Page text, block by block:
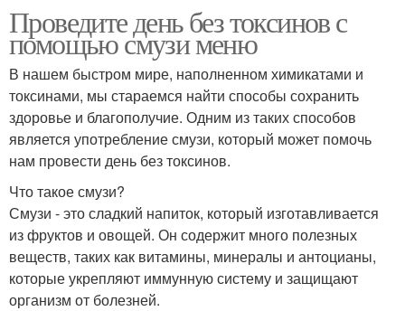
Проведите день без токсинов с
помощью смузи меню
В нашем быстром мире, наполненном химикатами и
токсинами, мы стараемся найти способы сохранить
здоровье и благополучие. Одним из таких способов
является употребление смузи, который может помочь
нам провести день без токсинов.
Что такое смузи?
Смузи - это сладкий напиток, который изготавливается
из фруктов и овощей. Он содержит много полезных
веществ, таких как витамины, минералы и антоцианы,
которые укрепляют иммунную систему и защищают
организм от болезней.